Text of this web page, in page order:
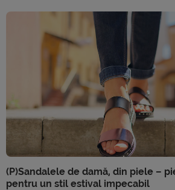
(P)Sandalele de damă, din piele –
pentru un stil estival impecabil